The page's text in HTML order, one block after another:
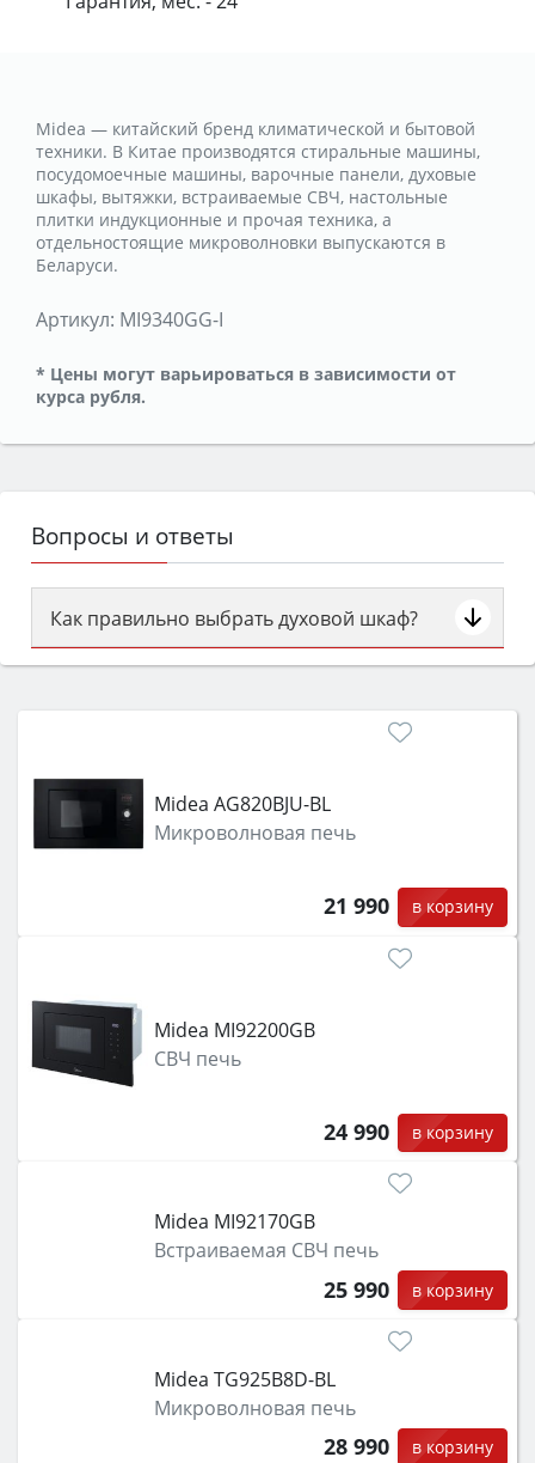
Midea — китайский бренд климатической и бытовой
техники. В Китае производятся стиральные машины,
посудомоечные машины, варочные панели, духовые
шкафы, вытяжки, встраиваемые СВЧ, настольные
плитки индукционные и прочая техника, а
отдельностоящие микроволновки выпускаются в
Беларуси.
Артикул: MI9340GG-I
* Цены могут варьироваться в зависимости от
курса рубля.
Вопросы и ответы
Как правильно выбрать духовой шкаф?
Сначала определитесь с типом (газовый или
затем смотрите на объём 50–70 л для семьи,
функции (конвекция, гриль, самоочистка,
защита от детей).Midea AG820BJU-BL
Микроволновая печь
21 990 в корзину
Midea MI92200GB
СВЧ печь
24 990 в корзину
Midea MI92170GB
Встраиваемая СВЧ печь
25 990 в корзину
Midea TG925B8D-BL
Микроволновая печь
28 990 в корзину